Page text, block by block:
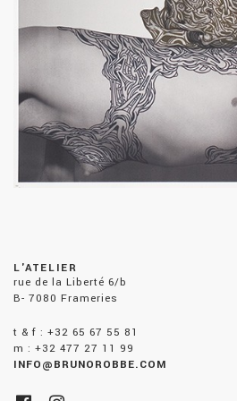
L'ATELIER
rue de la Liberté 6/b
B- 7080 Frameries
t & f : +32 65 67 55 81
m : +32 477 27 11 99
INFO@BRUNOROBBE.COM